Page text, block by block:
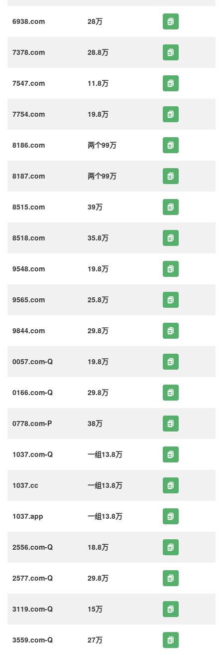
6938.com 28万
7378.com 28.8万
7547.com 11.8万
7754.com 19.8万
8186.com 两个99万
8187.com 两个99万
8515.com 39万
8518.com 35.8万
9548.com 19.8万
9565.com 25.8万
9844.com 29.8万
0057.com-Q 19.8万
0166.com-Q 29.8万
0778.com-P 38万
1037.com-Q 一组13.8万
1037.cc 一组13.8万
1037.app 一组13.8万
2556.com-Q 18.8万
2577.com-Q 29.8万
3119.com-Q 15万
3559.com-Q 27万